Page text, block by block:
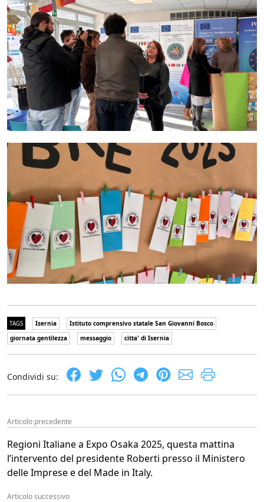
TAGS Isernia
Istituto comprensivo statale San Giovanni Bosco
giornata gentilezza
messaggio citta' di Isernia
Condividi su:
Articolo precedente
Regioni Italiane a Expo Osaka 2025, questa mattina
l’intervento del presidente Roberti presso il Ministero
delle Imprese e del Made in Italy.
Articolo successivo